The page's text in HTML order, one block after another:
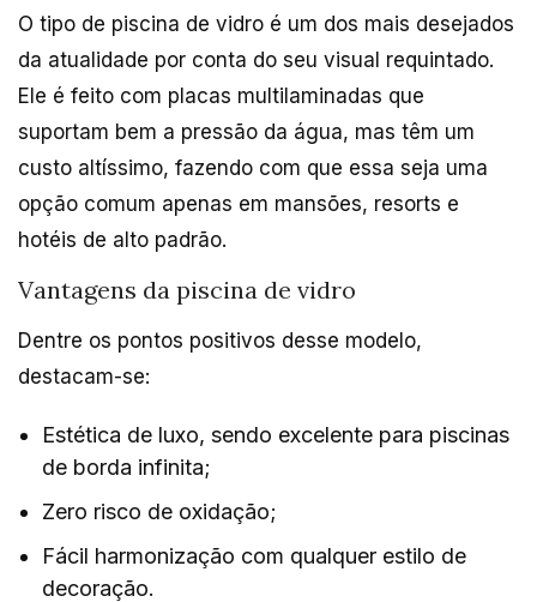
O tipo de piscina de vidro é um dos mais desejados
da atualidade por conta do seu visual requintado.
Ele é feito com placas multilaminadas que
suportam bem a pressão da água, mas têm um
custo altíssimo, fazendo com que essa seja uma
opção comum apenas em mansões, resorts e
hotéis de alto padrão.
Vantagens da piscina de vidro
Dentre os pontos positivos desse modelo,
destacam-se:
Estética de luxo, sendo excelente para piscinas
de borda infinita;
Zero risco de oxidação;
Fácil harmonização com qualquer estilo de
decoração.